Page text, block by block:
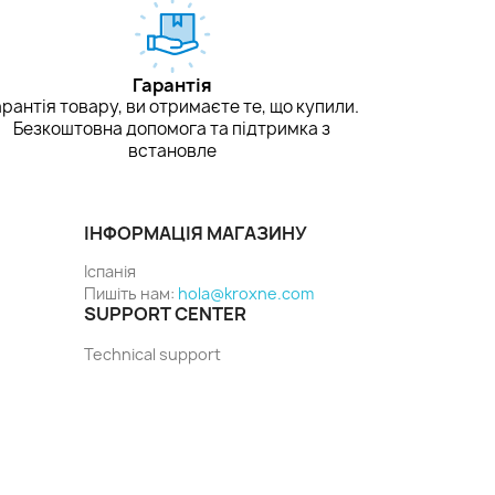
Гарантія
товару, ви отримаєте те, що купили.
Безкоштовна допомога та підтримка з
встановле
ІНФОРМАЦІЯ МАГАЗИНУ
Іспанія
Пишіть нам: hola@kroxne.com
SUPPORT CENTER
Technical support